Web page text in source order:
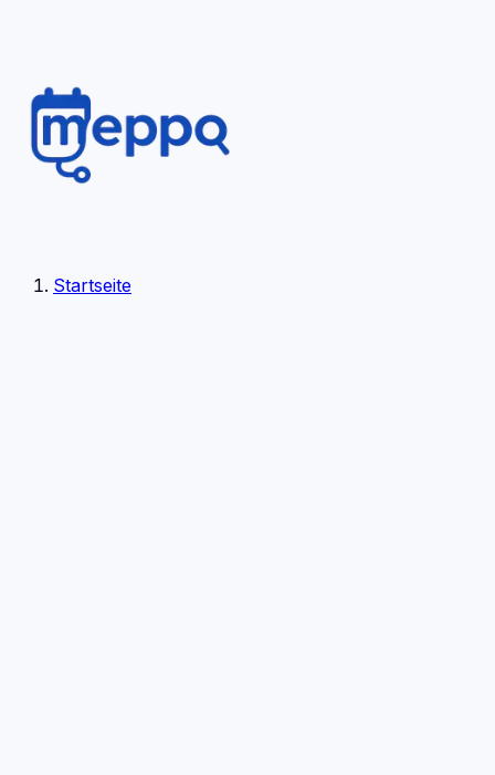
Startseite